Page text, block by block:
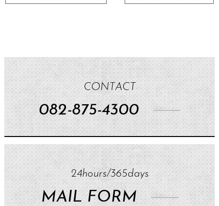
CONTACT
082-875-4300
24hours/365days
MAIL FORM